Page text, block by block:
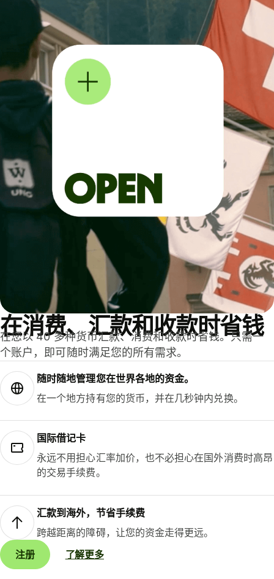
在消费、汇款和收款时省钱
在您以 40 多种货币汇款、消费和收款时省钱。只需一
个账户，即可随时满足您的所有需求。
随时随地管理您在世界各地的资金。
在一个地方持有您的货币，并在几秒钟内兑换。
国际借记卡
永远不用担心汇率加价，也不必担心在国外消费时高昂
的交易手续费。
汇款到海外，节省手续费
跨越距离的障碍，让您的资金走得更远。
注册
了解更多